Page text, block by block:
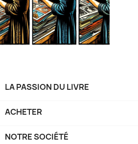
LA PASSION DU LIVRE
ACHETER
NOTRE SOCIÉTÉ